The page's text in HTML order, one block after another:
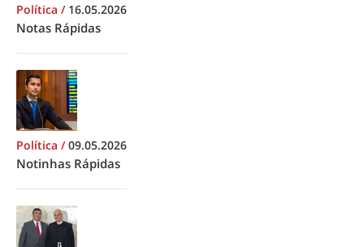
Política / 16.05.2026
Notas Rápidas
Política /09.05.2026
Notinhas Rápidas